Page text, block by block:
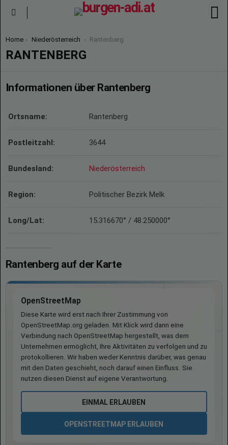
You are here:
Home Niederösterreich Rantenberg
RANTENBERG
Informationen über Rantenberg
Ortsname: Rantenberg
Postleitzahl: 3644
Bundesland: Niederösterreich
Region: Politischer Bezirk Melk
Long/Lat: 15.316670° / 48.250000°
Rantenberg auf der Karte
OpenStreetMap
Diese Karte wird erst nach Ihrer Zustimmung von
OpenStreetMap.org geladen. Mit Klick wird dann eine
Verbindung nach OpenStreetMap hergestellt, was dem
Unternehmen ermöglicht, Ihre Aktivitäten zu verfolgen und zu
protokollieren. Wir haben weder Kenntnis darüber, was genau
mit den Daten geschieht, noch darauf einen Einfluss. Sie
nutzen diesen Dienst auf eigene Verantwortung.
EINMAL ERLAUBEN
OPENSTREETMAP ERLAUBEN